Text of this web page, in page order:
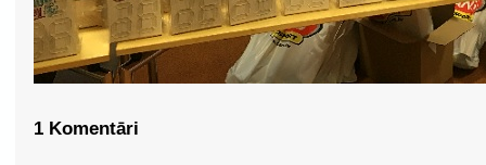
1 Komentāri